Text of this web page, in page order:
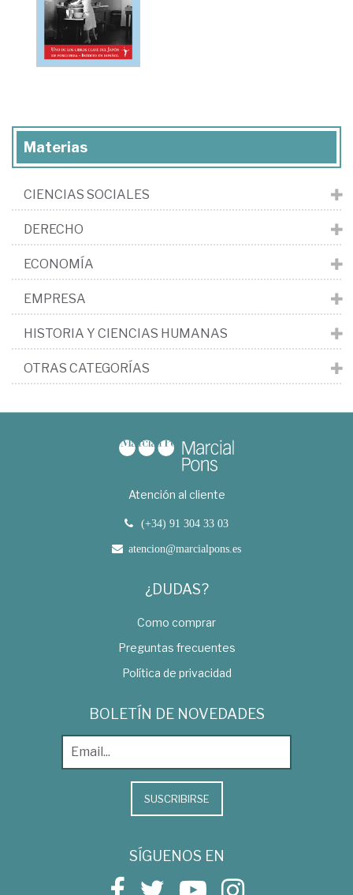
Materias
CIENCIAS SOCIALES
DERECHO
ECONOMÍA
EMPRESA
HISTORIA Y CIENCIAS HUMANAS
OTRAS CATEGORÍAS
Atención al cliente
(+34) 91 304 33 03
atencion@marcialpons.es
¿DUDAS?
Como comprar
Preguntas frecuentes
Política de privacidad
BOLETÍN DE NOVEDADES
SUSCRIBIRSE
SÍGUENOS EN